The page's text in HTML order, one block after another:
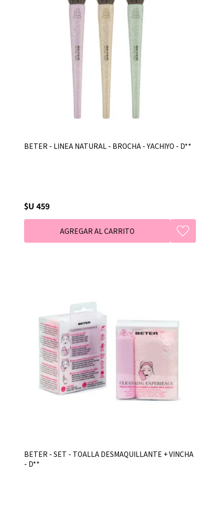
BETER - LINEA NATURAL - BROCHA - YACHIYO - D**
$U 459
BETER - SET - TOALLA DESMAQUILLANTE + VINCHA
- D**